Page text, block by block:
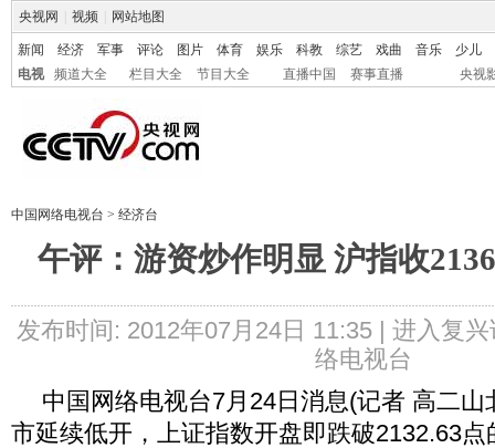
央视网 视频 网站地图
新闻 经济 军事 评论 图片 体育 娱乐 科教 综艺 戏曲 音乐
少儿
电视
频道大全 栏目大全 节目大全 直播中国 赛事直播 央视
中国网络电视台 > 经济台
午评：游资炒作明显 沪指收
发布时间: 2012年07月24日 11:35 | 进入复兴
络电视台
中国网络电视台7月24日消息(记者 高二
市延续低开，上证指数开盘即跌破2132.63点